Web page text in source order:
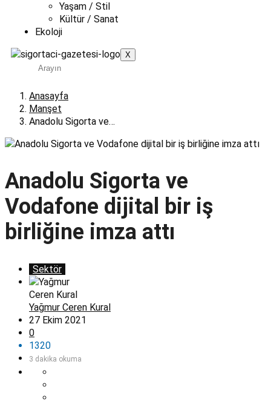
Yaşam / Stil
Kültür / Sanat
Ekoloji
X
Anasayfa
Manşet
Anadolu Sigorta ve…
Anadolu Sigorta ve
Vodafone dijital bir iş
birliğine imza attı
Sektör
Yağmur Ceren Kural
27 Ekim 2021
0
1320
3 dakika okuma